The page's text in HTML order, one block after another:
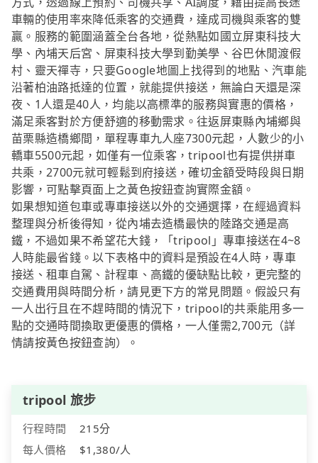
車輛的使用率來降低乘客的交通費，達成司機與乘客的雙
贏。服務的範圍涵蓋全台各地，從熱點如國立屏東科技大
學、內埔天后宮、屏東科技大學到勤美學、谷巴休閒渡假
村、靈天禪寺，只要Google地圖上找得到的地點、汽車能
沿著柏油路抵達的位置，就能提供接送，無論白天還是深
夜、1人還是40人，均能以高標準的服務與實惠的價格，
滿足乘客對於方便舒適的移動需求。往返屏東縣內埔鄉與
苗栗縣造橋鄉間，單程專車九人座7300元起，人數少的小
轎車5500元起，如僅有一位乘客，tripool也有提供拼車
共乘，2700元就可輕鬆到府接送，確切金額受時段與日期
影響，可點擊頁面上之黃色按鈕查詢實際金額。
如果想知道包車或專車接送以外的交通選擇，在經過資料
整理與分析後得知，從內埔去造橋最快的陸路交通是高
鐵，不過如果不希望花大錢，「tripool」專車接送在4~8
人時能最省錢。以下表格中的資料是預設在4人時，專車
接送、租車自駕、計程車、高鐵的優缺點比較，更完整的
交通費用與時間分析，請見更下方的常見問題。假設只有
一人出行且在不趕時間的情況下，tripool的共乘能用多一
點的交通時間換取更優惠的價格，一人僅需2,700元（詳
情請按黃色按鈕查詢）。
tripool 旅步
行程時間
215分
每人價格
$1,380/人